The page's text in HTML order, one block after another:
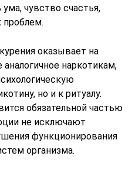
чувство счастья,
проблем.
оказывает на
наркотикам,
но и к ритуалу.
обязательной частью
не исключают
функционирования
организма.